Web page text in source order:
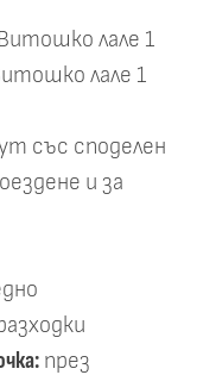
лале 1
лале 1
със споделен
и за
през